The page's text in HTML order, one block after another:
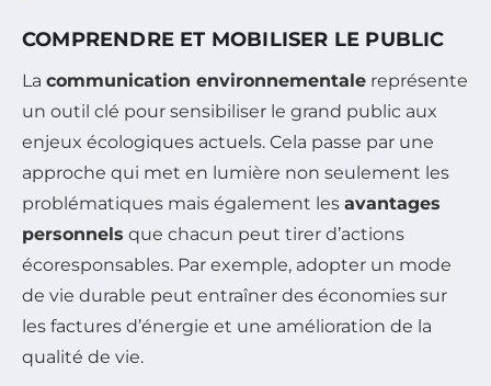
COMPRENDRE ET MOBILISER LE PUBLIC
La communication environnementale représente
un outil clé pour sensibiliser le grand public aux
enjeux écologiques actuels. Cela passe par une
approche qui met en lumière non seulement les
problématiques mais également les avantages
personnels que chacun peut tirer d’actions
écoresponsables. Par exemple, adopter un mode
de vie durable peut entraîner des économies sur
les factures d’énergie et une amélioration de la
qualité de vie.